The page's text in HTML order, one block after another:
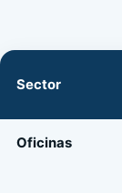
Sector
Oficinas